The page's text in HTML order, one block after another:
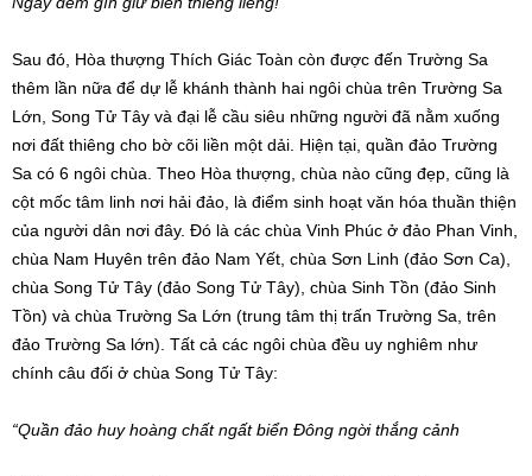
Sau đó, Hòa thượng Thích Giác Toàn còn được đến Trường Sa
thêm lần nữa để dự lễ khánh thành hai ngôi chùa trên Trường Sa
Lớn, Song Tử Tây và đại lễ cầu siêu những người đã nằm xuống
nơi đất thiêng cho bờ cõi liền một dải. Hiện tại, quần đảo Trường
Sa có 6 ngôi chùa. Theo Hòa thượng, chùa nào cũng đẹp, cũng là
cột mốc tâm linh nơi hải đảo, là điểm sinh hoạt văn hóa thuần thiện
của người dân nơi đây. Đó là các chùa Vinh Phúc ở đảo Phan Vinh,
chùa Nam Huyên trên đảo Nam Yết, chùa Sơn Linh (đảo Sơn Ca),
chùa Song Tử Tây (đảo Song Tử Tây), chùa Sinh Tồn (đảo Sinh
Tồn) và chùa Trường Sa Lớn (trung tâm thị trấn Trường Sa, trên
đảo Trường Sa lớn). Tất cả các ngôi chùa đều uy nghiêm như
chính câu đối ở chùa Song Tử Tây:
“Quần đảo huy hoàng chất ngất biển Đông ngời thắng cảnh